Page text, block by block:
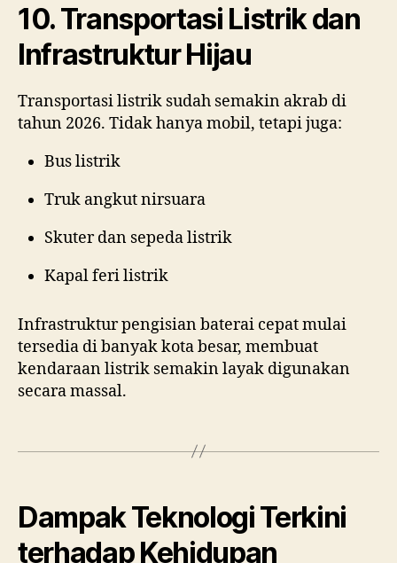
10. Transportasi Listrik dan
Infrastruktur Hijau
Transportasi listrik sudah semakin akrab di
tahun 2026. Tidak hanya mobil, tetapi juga:
Bus listrik
Truk angkut nirsuara
Skuter dan sepeda listrik
Kapal feri listrik
Infrastruktur pengisian baterai cepat mulai
tersedia di banyak kota besar, membuat
kendaraan listrik semakin layak digunakan
secara massal.
Dampak Teknologi Terkini
terhadap Kehidupan